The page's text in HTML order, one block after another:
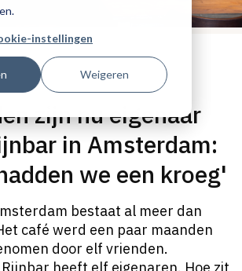
instellingen
Weigeren
mei 2023
zijn nu eigenaar
in Amsterdam:
we een kroeg'
bestaat al meer dan
café werd een paar maanden
door elf vrienden.